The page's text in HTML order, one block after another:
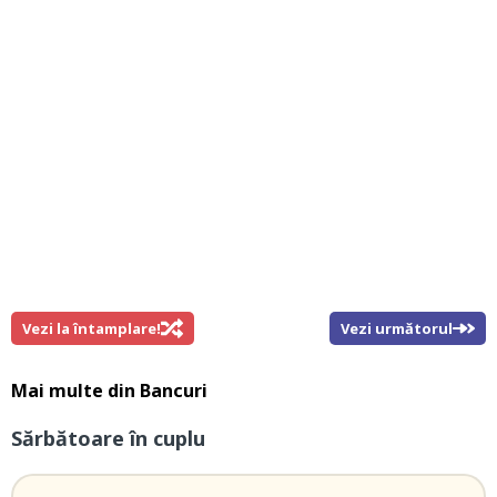
Vezi la întamplare! Vezi următorul
Mai multe din Bancuri
Sărbătoare în cuplu